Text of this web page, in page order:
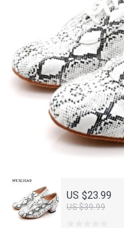
US $23.99
US $39.99